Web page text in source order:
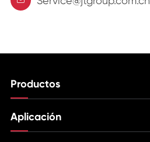
Productos
Aplicación